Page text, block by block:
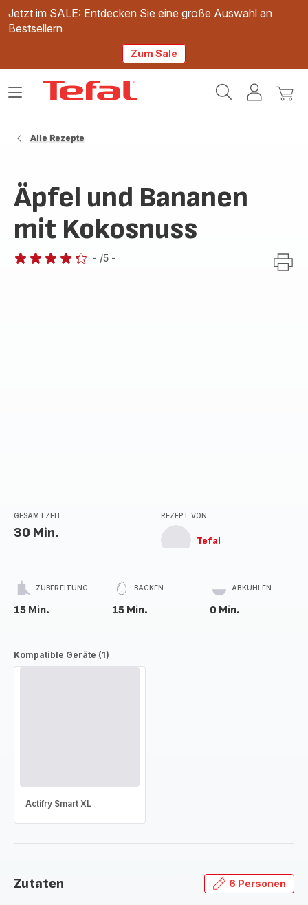
Jetzt im SALE: Entdecken Sie eine große Auswahl an
Bestsellern
Zum Sale
Mein
Mein
Das
Alle Rezepte
Äpfel und Bananen
mit Kokosnuss
- /5 -
GESAMTZEIT
30 Min.
REZEPT VON
Tefal
ZUBEREITUNG
15 Min.
BACKEN
15 Min.
ABKÜHLEN
0 Min.
Kompatible Geräte (1)
Actifry Smart XL
Zutaten 6 Personen